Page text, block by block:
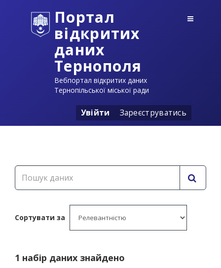
Портал
відкритих
даних
Тернополя
Вебпортал відкритих даних
Тернопільської міської ради
Увійти Зареєструватись
Сортувати за
1 набір даних знайдено